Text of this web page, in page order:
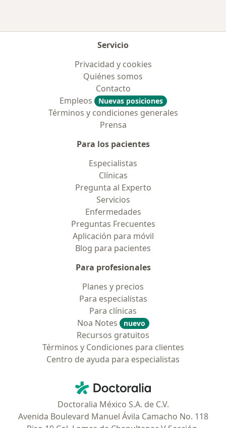
Servicio
Privacidad y cookies
Quiénes somos
Contacto
Empleos
Nuevas posiciones
Términos y condiciones generales
Prensa
Para los pacientes
Especialistas
Clínicas
Pregunta al Experto
Servicios
Enfermedades
Preguntas Frecuentes
Aplicación para móvil
Blog para pacientes
Para profesionales
Planes y precios
Para especialistas
Para clínicas
Noa Notes
nuevo
Recursos gratuitos
Términos y Condiciones para clientes
Centro de ayuda para especialistas
Doctoralia - Página de inicio
Doctoralia México S.A. de C.V.
Avenida Boulevard Manuel Ávila Camacho No. 118